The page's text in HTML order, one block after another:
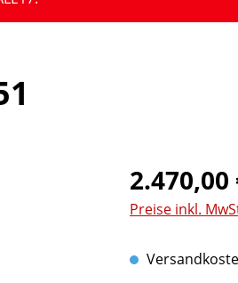
Regulärer Preis:
2.470,00
Preise inkl.